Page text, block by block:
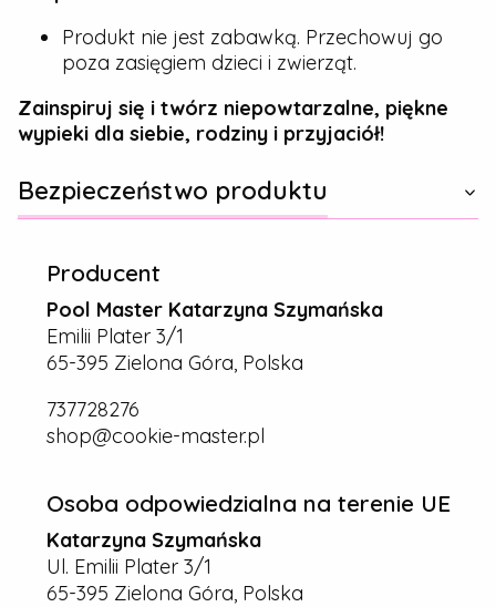
Produkt nie jest zabawką. Przechowuj go
poza zasięgiem dzieci i zwierząt.
Zainspiruj się i twórz niepowtarzalne, piękne
wypieki dla siebie, rodziny i przyjaciół!
Bezpieczeństwo produktu
Producent
Pool Master Katarzyna Szymańska
Emilii Plater 3/1
65-395 Zielona Góra, Polska
737728276
shop@cookie-master.pl
Osoba odpowiedzialna na terenie UE
Katarzyna Szymańska
Ul. Emilii Plater 3/1
65-395 Zielona Góra, Polska